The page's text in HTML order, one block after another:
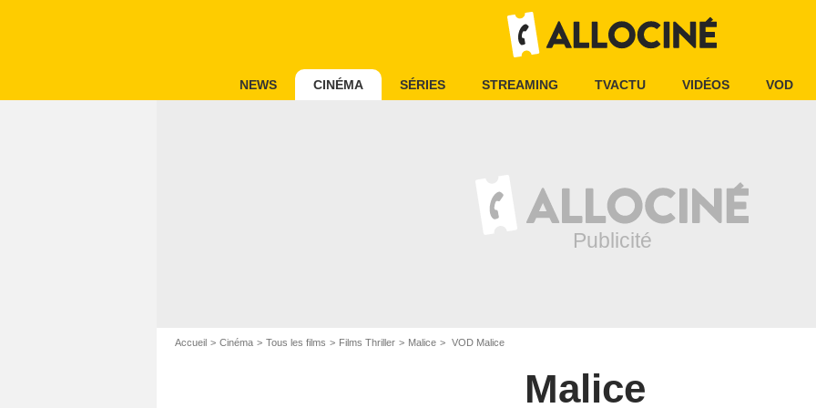
NEWS CINÉMA SÉRIES STREAMING TVACTU VIDÉOS VOD
Accueil Cinéma Tous les films Films Thriller Malice VOD Malice
Malice